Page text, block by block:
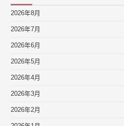
2026年8月
2026年7月
2026年6月
2026年5月
2026年4月
2026年3月
2026年2月